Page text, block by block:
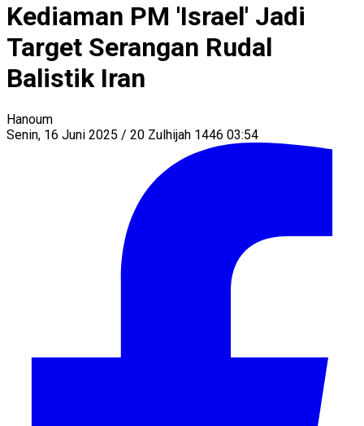
Kediaman PM 'Israel' Jadi
Target Serangan Rudal
Balistik Iran
Hanoum
Senin, 16 Juni 2025 / 20 Zulhijah 1446 03:54